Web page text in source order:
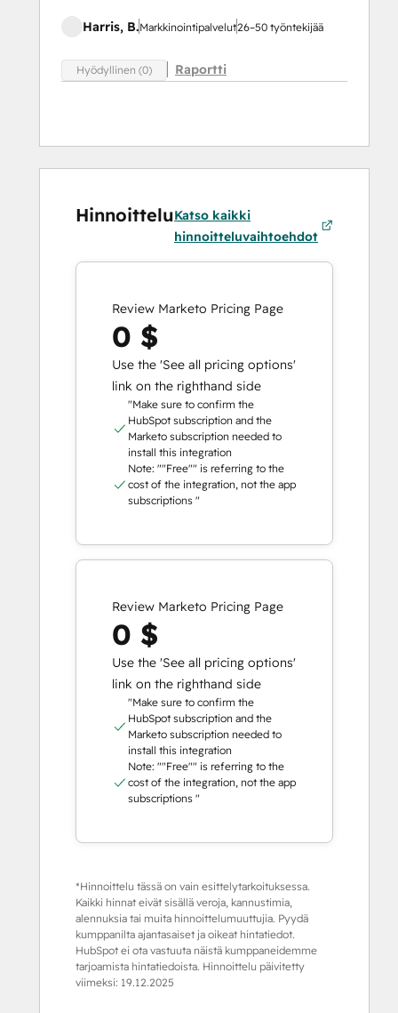
Harris, B.Markkinointipalvelut26–50 työntekijää
Hyödyllinen (0) Raportti
HinnoitteluKatso kaikki
hinnoitteluvaihtoehdot
Review Marketo Pricing Page
0 $
Use the 'See all pricing options'
link on the righthand side
"Make sure to confirm the
HubSpot subscription and the
Marketo subscription needed to
install this integration
Note: ""Free"" is referring to the
cost of the integration, not the app
subscriptions "
Review Marketo Pricing Page
0 $
Use the 'See all pricing options'
link on the righthand side
"Make sure to confirm the
HubSpot subscription and the
Marketo subscription needed to
install this integration
Note: ""Free"" is referring to the
cost of the integration, not the app
subscriptions "
*Hinnoittelu tässä on vain esittelytarkoituksessa.
Kaikki hinnat eivät sisällä veroja, kannustimia,
alennuksia tai muita hinnoittelumuuttujia. Pyydä
kumppanilta ajantasaiset ja oikeat hintatiedot.
HubSpot ei ota vastuuta näistä kumppaneidemme
tarjoamista hintatiedoista. Hinnoittelu päivitetty
viimeksi: 19.12.2025